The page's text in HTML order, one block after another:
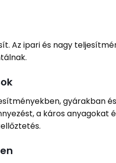
Az ipari és nagy
gyárakban
a káros anyagokat